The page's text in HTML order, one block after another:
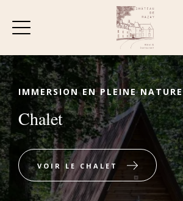
IMMERSION EN PLEINE NATURE
Chalet
VOIR LE CHALET